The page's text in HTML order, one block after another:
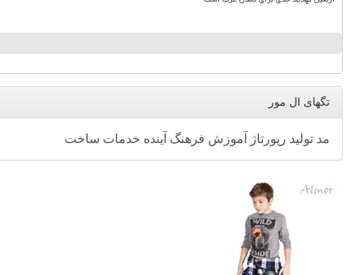
تگهای ال مور
مد تولید رپورتاژ آموزش فرهنگ آینده خدمات ساخت